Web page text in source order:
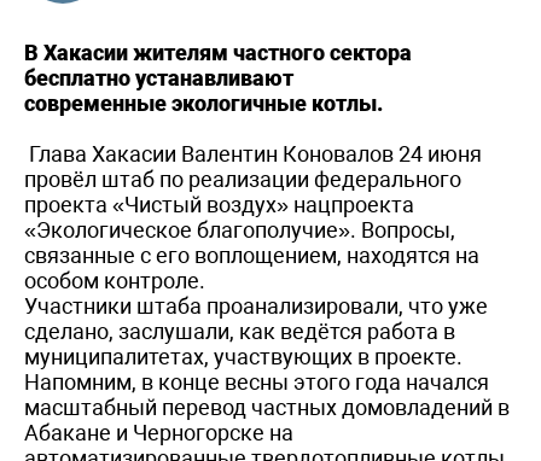
В Хакасии жителям частного сектора
бесплатно устанавливают
современные экологичные котлы.
Глава Хакасии Валентин Коновалов 24 июня
провёл штаб по реализации федерального
проекта «Чистый воздух» нацпроекта
«Экологическое благополучие». Вопросы,
связанные с его воплощением, находятся на
особом контроле.
Участники штаба проанализировали, что уже
сделано, заслушали, как ведётся работа в
муниципалитетах, участвующих в проекте.
Напомним, в конце весны этого года начался
масштабный перевод частных домовладений в
Абакане и Черногорске на